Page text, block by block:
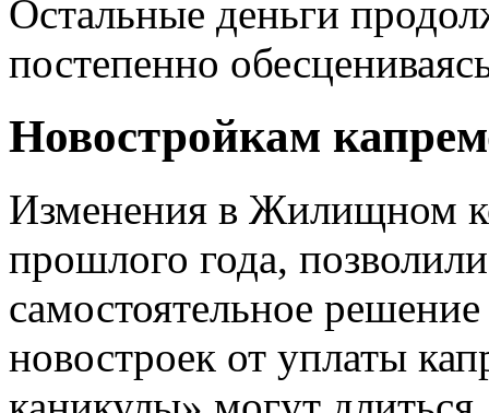
Остальные деньги
постепенно
Новостройкам
Изменения в Жилищном
прошлого года,
самостоятельное
новостроек от уплаты